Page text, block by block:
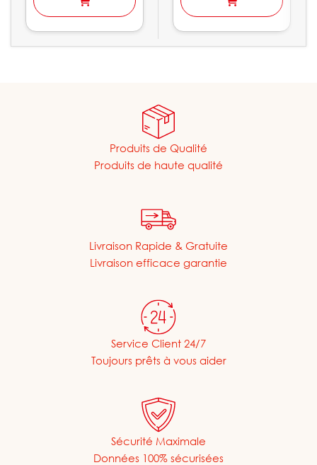
Produits de Qualité
Produits de haute qualité
Livraison Rapide & Gratuite
Livraison efficace garantie
Service Client 24/7
Toujours prêts à vous aider
Sécurité Maximale
Données 100% sécurisées